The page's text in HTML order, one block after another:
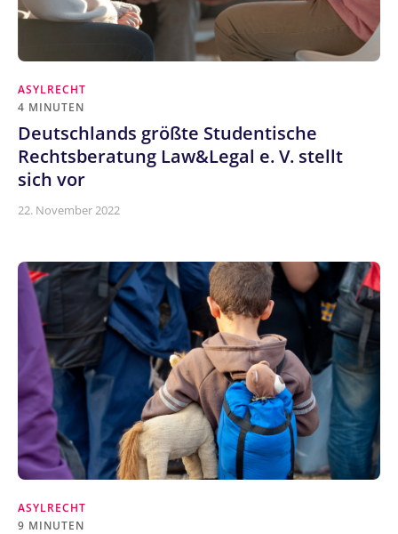
ASYLRECHT
4 MINUTEN
Deutschlands größte Studentische
Rechtsberatung Law&Legal e. V. stellt
sich vor
22. November 2022
ASYLRECHT
9 MINUTEN